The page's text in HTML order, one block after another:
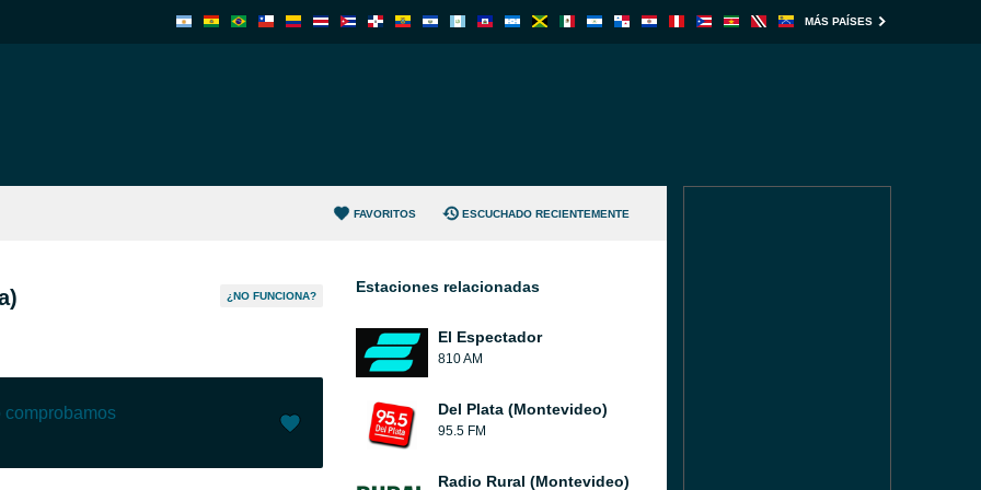
MÁS PAÍSES
FAVORITOS ESCUCHADO RECIENTEMENTE
¿NO FUNCIONA?
comprobamos
Estaciones relacionadas
El Espectador
810 AM
Del Plata (Montevideo)
95.5 FM
Radio Rural (Montevideo)